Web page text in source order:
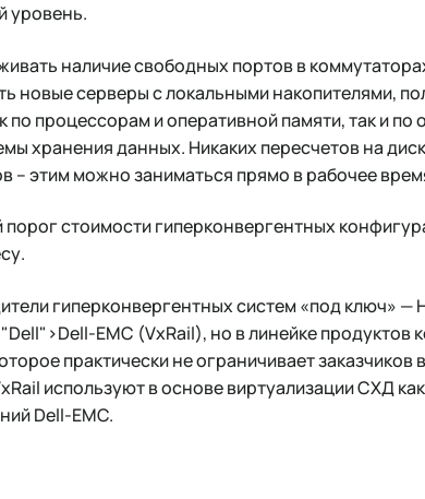
уровень.
наличие свободных портов в
новые серверы с локальными накопителями,
по процессорам и оперативной памяти, так и по
хранения данных. Никаких пересчетов на
– этим можно заниматься прямо в рабочее
стоимости гиперконвергентных
гиперконвергентных систем «под ключ» —
EMC (VxRail), но в линейке продуктов
практически не ограничивает заказчиков
используют в основе виртуализации СХД как
Dell-EMC.